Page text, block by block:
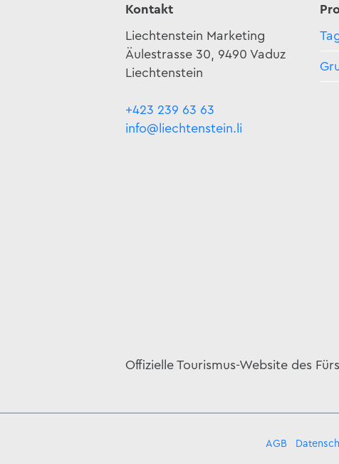
Kontakt
Liechtenstein Marketing
Äulestrasse 30, 9490 Vaduz
Liechtenstein
+423 239 63 63
info@liechtenstein.li
Offizielle Tourismus-Website des
AGB